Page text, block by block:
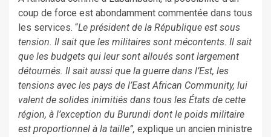
coup de force est abondamment commentée dans tous
les services. “Le président de la République est sous
tension. Il sait que les militaires sont mécontents. Il sait
que les budgets qui leur sont alloués sont largement
détournés. Il sait aussi que la guerre dans l’Est, les
tensions avec les pays de l’East African Community, lui
valent de solides inimitiés dans tous les États de cette
région, à l’exception du Burundi dont le poids militaire
est proportionnel à la taille”, explique un ancien ministre